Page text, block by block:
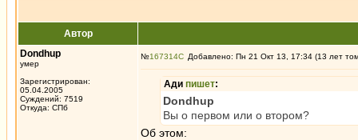
Автор
Dondhup
умер
Зарегистрирован:
05.04.2005
Суждений: 7519
Откуда: СПб
№167314 Добавлено: Пн 21 Окт 13, 17:34 (13 лет
Ади пишет:
Dondhup
Вы о первом или о втором?
Об этом: